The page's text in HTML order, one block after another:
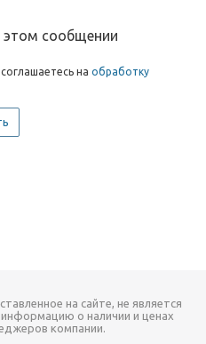
этом сообщении
на обработку
на сайте, не является
о наличии и ценах
компании.